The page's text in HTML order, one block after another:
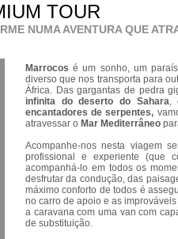
Marrocos é um sonho, um
diverso que nos transporta para
África. Das gargantas de pedra
infinita do deserto do Sahara,
encantadores de serpentes,
atravessar o Mar Mediterrâneo
Acompanhe-nos nesta viagem
profissional e experiente (que
acompanhá-lo em todos os
desfrutar da condução, das
máximo conforto de todos é
no carro de apoio e as
a caravana com uma van com
de substituição.
TOUR
NUMA AVENTURA QUE